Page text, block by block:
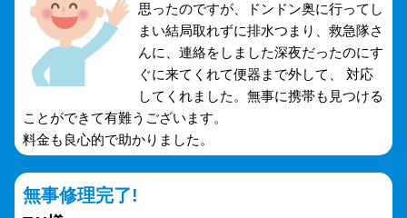
思ったのですが、ドンドン奥に行ってし
まい結局取れずに排水つまり、救急隊さ
んに、連絡をしました深夜だったのにす
ぐに来てくれて便器まで外して、 対応
してくれました。無事に携帯も見つける
ことができて有難うございます。
料金も良心的で助かりました。
無事修理完了!